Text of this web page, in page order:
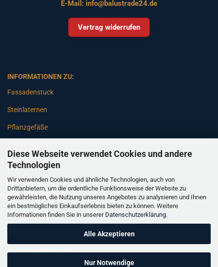
Diese Webseite verwendet Cookies und andere
Technologien
Wir verwenden Cookies und ähnliche Technologien, auch von
Drittanbietern, um die ordentliche Funktionsweise der Website zu
gewährleisten, die Nutzung unseres Angebotes zu analysieren und Ihnen
ein bestmögliches Einkaufserlebnis bieten zu können. Weitere
Informationen finden Sie in unserer Datenschutzerklärung.
Alle Akzeptieren
Nur Notwendige
E-Mail: info@balustrade24.de
Vertrag widerrufen
INFORMATIONEN ZU:
Fassadenstuck
Steinlaternen
Pflanzgefäße
Gartenbänke
Pfeiler
Gartenbrunnen
Gartenfiguren